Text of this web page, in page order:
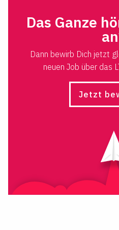
Das Ganze
Dann bewirb Dich jetzt
neuen Job über das
Jetzt